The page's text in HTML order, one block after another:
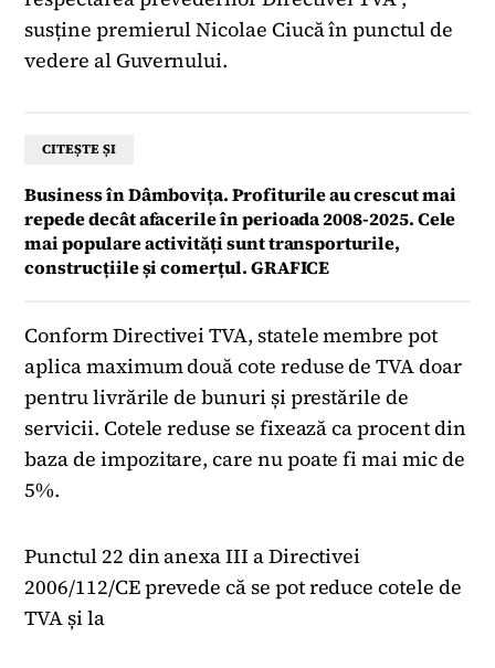
susține premierul Nicolae Ciucă în punctul de
vedere al Guvernului.
CITEȘTE ȘI
Business în Dâmbovița. Profiturile au crescut mai
repede decât afacerile în perioada 2008-2025. Cele
mai populare activități sunt transporturile,
construcțiile și comerțul. GRAFICE
Conform Directivei TVA, statele membre pot
aplica maximum două cote reduse de TVA doar
pentru livrările de bunuri și prestările de
servicii. Cotele reduse se fixează ca procent din
baza de impozitare, care nu poate fi mai mic de
5%.
Punctul 22 din anexa III a Directivei
2006/112/CE prevede că se pot reduce cotele de
TVA și la